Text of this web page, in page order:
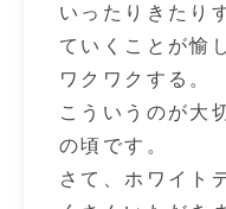
いったりきたり
ていくことが愉
ワクワクする。
こういうのが大
の頃です。
さて、ホワイト